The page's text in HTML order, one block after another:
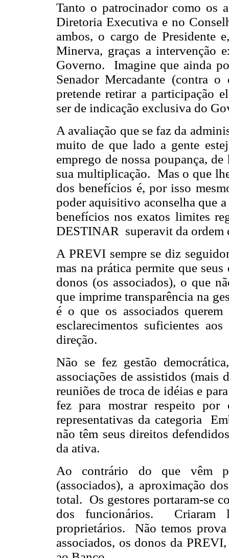
Tanto o patrocinador como os
Diretoria Executiva e no
ambos, o cargo de Presidente
Minerva, graças a intervenção
Governo. Imagine que ainda
Senador Mercadante (contra
pretende retirar a participação
ser de indicação exclusiva do
A avaliação que se faz da
muito de que lado a gente
emprego de nossa poupança,
sua multiplicação. Mas o que
dos benefícios é, por isso
poder aquisitivo aconselha que
benefícios nos exatos limites
DESTINAR superavit da ordem
A PREVI sempre se diz
mas na prática permite que
donos (os associados), o que
que imprime transparência na
é o que os associados
esclarecimentos suficientes
direção.
Não se fez gestão
associações de assistidos (mais
reuniões de troca de idéias e
fez para mostrar respeito por
representativas da categoria
não têm seus direitos
da ativa.
Ao contrário do que vêm
(associados), a aproximação
total. Os gestores portaram-se
dos funcionários. Criaram
proprietários. Não temos prova
associados, os donos da